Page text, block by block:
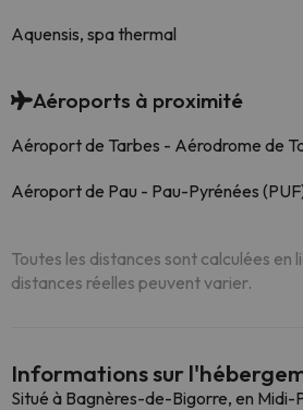
Aquensis, spa thermal
Aéroports à proximité
Aéroport de Tarbes - Aérodrome de
Aéroport de Pau - Pau-Pyrénées
Toutes les distances sont calculées en
distances réelles peuvent varier.
Informations sur
Situé à Bagnères-de-Bigorre, en Midi-